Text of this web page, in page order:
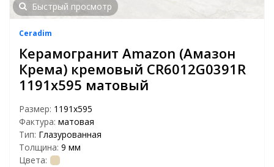
Быстрый просмотр
Ceradim
Керамогранит Amazon (Амазон
Крема) кремовый CR6012G0391R
1191х595 матовый
Размер: 1191x595
Фактура: матовая
Тип: Глазурованная
Толщина: 9 мм
Цвета: